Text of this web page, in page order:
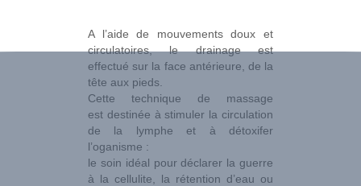
A l’aide de mouvements doux et
circulatoires, le drainage est
effectué sur la face antérieure, de la
tête aux pieds.
Cette technique de massage
est destinée à stimuler la circulation
de la lymphe et à détoxifer
l’oganisme :
le soin idéal pour déclarer la guerre
à la cellulite, la rétention d’eau ou